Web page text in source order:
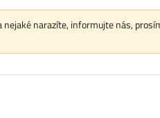
nejaké narazíte, informujte nás,